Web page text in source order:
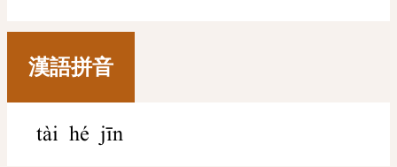
漢語拼音
tài hé jīn